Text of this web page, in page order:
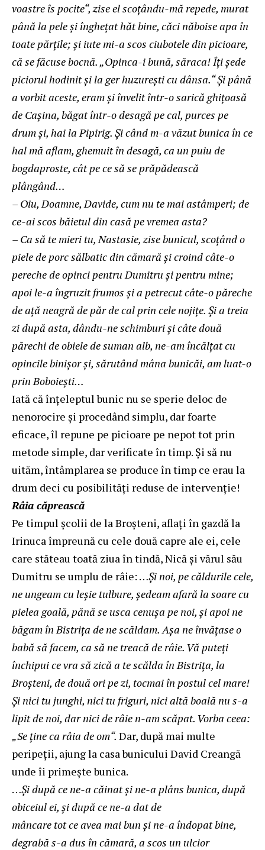
voastre îs pocite“, zise el scoţându-mă repede, murat
până la pele şi îngheţat hăt bine, căci năboise apa în
toate părţile; şi iute mi-a scos ciubotele din picioare,
că se făcuse bocnă. „Opinca-i bună, săraca! Îţi şede
piciorul hodinit şi la ger huzureşti cu dânsa.“ Şi până
a vorbit aceste, eram şi învelit într-o sarică ghiţoasă
de Caşina, băgat într-o desagă pe cal, purces pe
drum şi, hai la Pipirig. Şi când m-a văzut bunica în ce
hal mă aflam, ghemuit în desagă, ca un puiu de
bogdaproste, cât pe ce să se prăpădească
plângând…
– Oiu, Doamne, Davide, cum nu te mai astâmperi; de
ce-ai scos băietul din casă pe vremea asta?
– Ca să te mieri tu, Nastasie, zise bunicul, scoţând o
piele de porc sălbatic din cămară şi croind câte-o
pereche de opinci pentru Dumitru şi pentru mine;
apoi le-a îngruzit frumos şi a petrecut câte-o păreche
de aţă neagră de păr de cal prin cele nojiţe. Şi a treia
zi după asta, dându-ne schimburi şi câte două
părechi de obiele de suman alb, ne-am încălţat cu
opincile binişor şi, sărutând mâna bunicăi, am luat-o
prin Boboieşti…
Iată că înțeleptul bunic nu se sperie deloc de
nenorocire și procedând simplu, dar foarte
eficace, îl repune pe picioare pe nepot tot prin
metode simple, dar verificate în timp. Și să nu
uităm, întâmplarea se produce în timp ce erau la
drum deci cu posibilități reduse de intervenție!
Râia căprească
Pe timpul școlii de la Broșteni, aflați în gazdă la
Irinuca împreună cu cele două capre ale ei, cele
care stăteau toată ziua în tindă, Nică și vărul său
Dumitru se umplu de râie: …Şi noi, pe căldurile cele,
ne ungeam cu leşie tulbure, şedeam afară la soare cu
pielea goală, pănă se usca cenuşa pe noi, şi apoi ne
băgam în Bistriţa de ne scăldam. Aşa ne învăţase o
babă să facem, ca să ne treacă de râie. Vă puteţi
închipui ce vra să zică a te scălda în Bistriţa, la
Broşteni, de două ori pe zi, tocmai în postul cel mare!
Şi nici tu junghi, nici tu friguri, nici altă boală nu s-a
lipit de noi, dar nici de râie n-am scăpat. Vorba ceea:
„Se ţine ca râia de om“. Dar, după mai multe
peripeții, ajung la casa bunicului David Creangă
unde îi primește bunica.
…Şi după ce ne-a căinat şi ne-a plâns bunica, după
obiceiul ei, şi după ce ne-a dat de
mâncare tot ce avea mai bun şi ne-a îndopat bine,
degrabă s-a dus în cămară, a scos un ulcior